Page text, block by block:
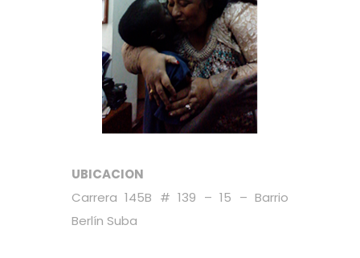
UBICACION
Carrera 145B # 139 – 15 – Barrio
Berlín Suba